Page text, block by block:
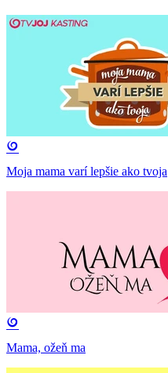
Moja mama varí lepšie ako tvoja
Mama, ožeň ma